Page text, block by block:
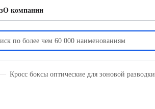
О компании
Кросс боксы оптические для зоновой разводки